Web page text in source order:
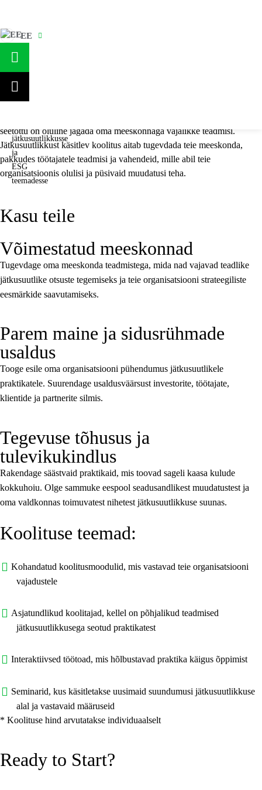
EE
Teenused
koolitus
jätkusuutlikkusse
ja
ESG
teemadesse
SISSEJUHATUS ETTEVÕTETE
JÄTKUSUUTLIKKUSSE JA ESG
seetõttu on oluline jagada oma meeskonnaga vajalikke teadmisi.
Jätkusuutlikkust käsitlev koolitus aitab tugevdada teie meeskonda,
pakkudes töötajatele teadmisi ja vahendeid, mille abil teie
organisatsioonis olulisi ja püsivaid muudatusi teha.
Kasu teile
Võimestatud meeskonnad
Tugevdage oma meeskonda teadmistega, mida nad vajavad teadlike
jätkusuutlike otsuste tegemiseks ja teie organisatsiooni strateegiliste
eesmärkide saavutamiseks.
Parem maine ja sidusrühmade
usaldus
Tooge esile oma organisatsiooni pühendumus jätkusuutlikele
praktikatele. Suurendage usaldusväärsust investorite, töötajate,
klientide ja partnerite silmis.
Tegevuse tõhusus ja
tulevikukindlus
Rakendage säästvaid praktikaid, mis toovad sageli kaasa kulude
kokkuhoiu. Olge sammuke eespool seadusandlikest muudatustest ja
oma valdkonnas toimuvatest nihetest jätkusuutlikkuse suunas.
Koolituse teemad:
Kohandatud koolitusmoodulid, mis vastavad teie organisatsiooni
vajadustele
Asjatundlikud koolitajad, kellel on põhjalikud teadmised
jätkusuutlikkusega seotud praktikatest
Interaktiivsed töötoad, mis hõlbustavad praktika käigus õppimist
Seminarid, kus käsitletakse uusimaid suundumusi jätkusuutlikkuse
alal ja vastavaid määruseid
* Koolituse hind arvutatakse individuaalselt
Ready to Start?